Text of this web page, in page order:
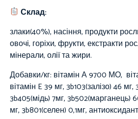
Склад:
злаки(40%), насіння, продукти
овочі, горіхи, фрукти, екстракти
мінерали, олії та жири.
Добавки/кг: вітамін А 9700 МО,
вітамін E 39 мг, 3b103(залізо) 46
3b405(мідь) 7мг, 3b502(марганець)
мг, 3b801(селен) 0,1мг,